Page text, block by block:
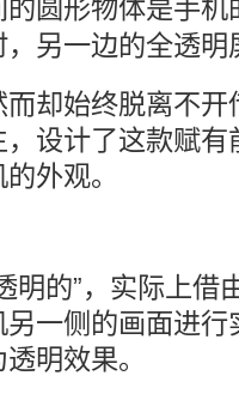
的圆形物体是手机
另一边的全透明
却始终脱离不
设计了这款赋
外观。
明的”，实际上借
一侧的画面进
明效果。